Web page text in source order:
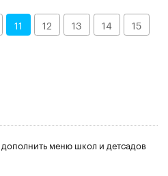
11 12 13 14
15
меню школ и детсадов